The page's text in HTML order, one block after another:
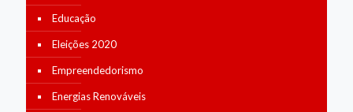
Educação
Eleições 2020
Empreendedorismo
Energias Renováveis